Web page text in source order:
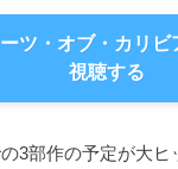
ツ・オブ・カリビ
視聴する
3部作の予定が大